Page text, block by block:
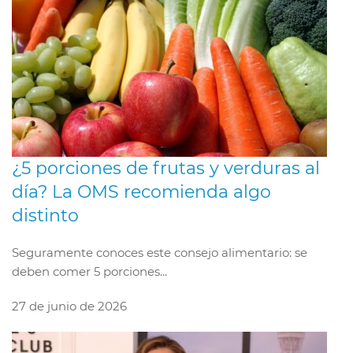
¿5 porciones de frutas y verduras al
día? La OMS recomienda algo
distinto
Seguramente conoces este consejo alimentario: se
deben comer 5 porciones...
27 de junio de 2026